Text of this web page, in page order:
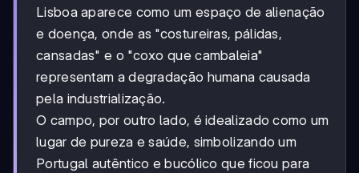
Lisboa aparece como um espaço de alienação
e doença, onde as "costureiras, pálidas,
cansadas" e o "coxo que cambaleia"
representam a degradação humana causada
pela industrialização.
O campo, por outro lado, é idealizado como um
lugar de pureza e saúde, simbolizando um
Portugal autêntico e bucólico que ficou para